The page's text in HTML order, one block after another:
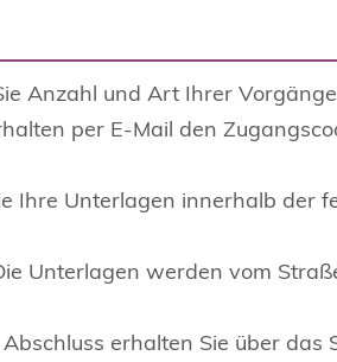
Anzahl und Art Ihrer
per E-Mail den
Ihre Unterlagen innerhalb der
Unterlagen werden vom
erhalten Sie über das